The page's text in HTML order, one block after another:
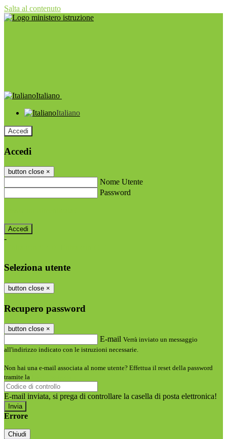
Salta al contenuto
Italiano
Italiano
Accedi
Accedi
button close ×
Nome Utente
Password
-
Seleziona utente
button close ×
Recupero password
button close ×
E-mail Verrà inviato un messaggio
all'indirizzo indicato con le istruzioni necessarie.
Non hai una e-mail associata al nome utente? Effettua il reset della password
tramite la
E-mail inviata, si prega di controllare la casella di posta elettronica!
Errore
Chiudi